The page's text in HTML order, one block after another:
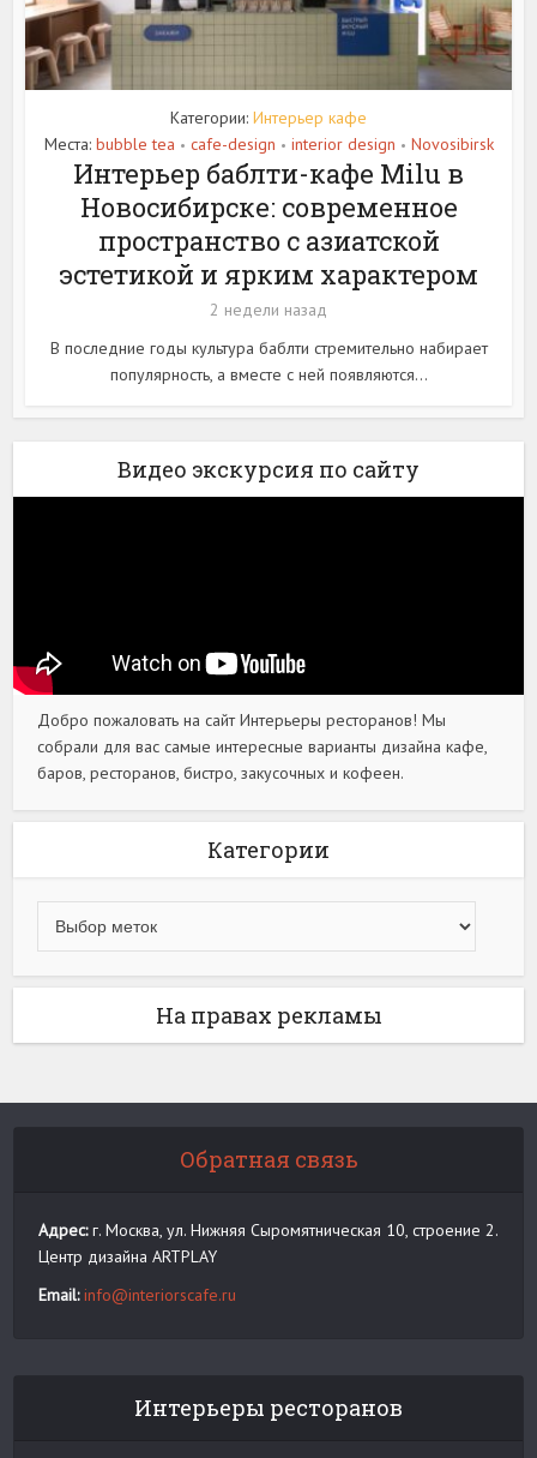
Категории: Интерьер кафе
Места: bubble tea • cafe-design • interior design • Novosibirsk
Интерьер баблти-кафе Milu в
Новосибирске: современное
пространство с азиатской
эстетикой и ярким характером
2 недели назад
В последние годы культура баблти стремительно набирает
популярность, а вместе с ней появляются...
Видео экскурсия по сайту
Добро пожаловать на сайт Интерьеры ресторанов! Мы
собрали для вас самые интересные варианты дизайна кафе,
баров, ресторанов, бистро, закусочных и кофеен.
Категории
На правах рекламы
Обратная связь
Адрес:г. Москва, ул. Нижняя Сыромятническая 10, строение 2.
Центр дизайна ARTPLAY
Email: info@interiorscafe.ru
Интерьеры ресторанов